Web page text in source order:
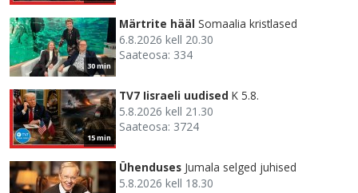
30 min
Märtrite hääl Somaalia kristlased
6.8.2026 kell 20.30
Saateosa: 334
15 min
TV7 Iisraeli uudised K 5.8.
5.8.2026 kell 21.30
Saateosa: 3724
Ühenduses Jumala selged juhised
5.8.2026 kell 18.30